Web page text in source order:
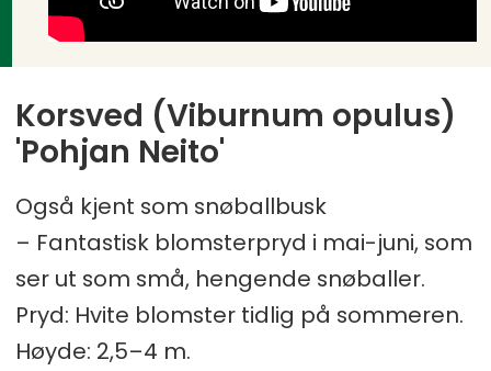
Korsved (Viburnum opulus)
'Pohjan Neito'
Også kjent som snøballbusk
– Fantastisk blomsterpryd i mai-juni, som
ser ut som små, hengende snøballer.
Pryd: Hvite blomster tidlig på sommeren.
Høyde: 2,5–4 m.